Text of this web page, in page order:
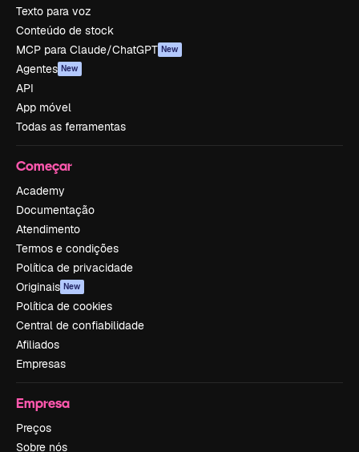
Texto para voz
Conteúdo de stock
MCP para Claude/ChatGPT New
Agentes New
API
App móvel
Todas as ferramentas
Começar
Academy
Documentação
Atendimento
Termos e condições
Política de privacidade
Originais New
Política de cookies
Central de confiabilidade
Afiliados
Empresas
Empresa
Preços
Sobre nós